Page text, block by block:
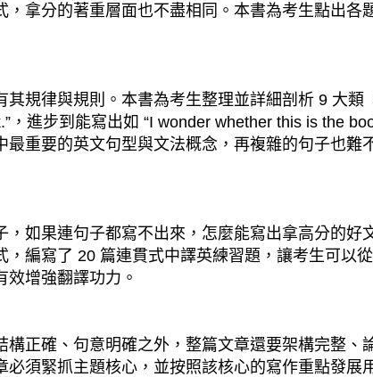
拿分的著重層面也不盡相同。本書為考生點出
規律與規則。本書為考生整理並詳細剖析 9 大
，進步到能寫出如 “I wonder whether this is the
重要的英文句型與文法概念，再複雜的句子也
如果連句子都寫不出來，怎麼能寫出拿高分的好
編寫了 20 篇連貫式中譯英練習題，讓考生可以
增強翻譯功力。
正確、句意明確之外，整篇文章還要架構完整
須緊抓主題核心，並按照該核心的寫作重點發